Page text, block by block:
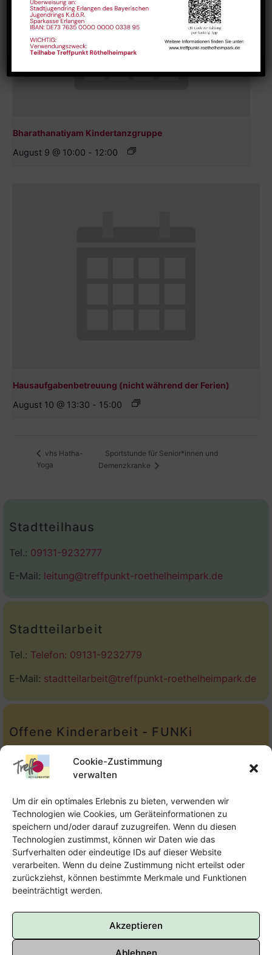
Cookie-Zustimmung
verwalten
Um dir ein optimales Erlebnis zu bieten, verwenden wir
Technologien wie Cookies, um Geräteinformationen zu
speichern und/oder darauf zuzugreifen. Wenn du diesen
Technologien zustimmst, können wir Daten wie das
Surfverhalten oder eindeutige IDs auf dieser Website
verarbeiten. Wenn du deine Zustimmung nicht erteilst oder
zurückziehst, können bestimmte Merkmale und Funktionen
beeinträchtigt werden.
Akzeptieren
Ablehnen
Bharathanatiyam Kindertanzgruppe
August 9 @ 10:00 - 12:00
Hausaufgabenbetreuung (nicht während der Ferien)
August 10 @ 13:30 - 15:00
vhs Hatha-
Yoga
Sportstunde für Senior*innen und
Demenzkranke
Stadtteilhaus
Tel.: 09131-9232777
E-Mail: leitung@treffpunkt-roethelheimpark.de
Stadtteilarbeit
Tel.: Telefon: 09131-9232779
E-Mail: stadtteilarbeit@treffpunkt-roethelheimpark.de
Offene Kinderarbeit - FUNKi
Tel.:Telefon: 09131-610749
E-Mail:oka@treffpunkt-roethelheimpark.de
Offene Jugendarbeit - Easthouse
Tel:
09131–302259
E-Mail:oja@treffpunkt-roethelheimpark.de